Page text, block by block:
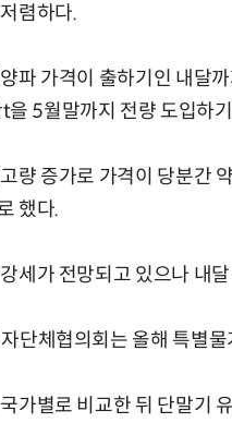
렴하다.
파 가격이 출하기인 내달
5월말까지 전량 도입하
량 증가로 가격이 당분간
했다.
세가 전망되고 있으나 내
단체협의회는 올해 특별
가별로 비교한 뒤 단말기